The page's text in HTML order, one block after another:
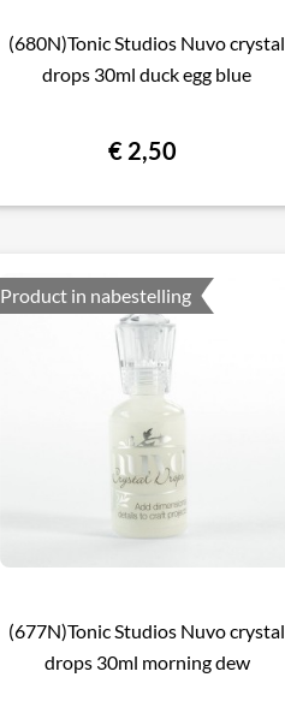
 Snel bekijken
(680N)Tonic Studios Nuvo crystal
drops 30ml duck egg blue
€ 2,50
Product in nabestelling
 Snel bekijken
(677N)Tonic Studios Nuvo crystal
drops 30ml morning dew